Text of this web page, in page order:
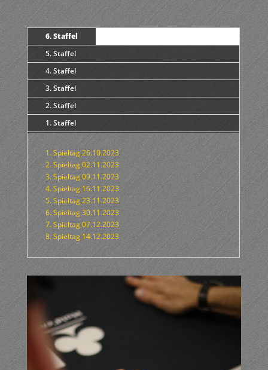
6. Staffel
5. Staffel
4. Staffel
3. Staffel
2. Staffel
1. Staffel
1. Spieltag 26.10.2023
2. Spieltag 02.11.2023
3. Spieltag 09.11.2023
4. Spieltag 16.11.2023
5. Spieltag 23.11.2023
6. Spieltag 30.11.2023
7. Spieltag 07.12.2023
8. Spieltag 14.12.2023